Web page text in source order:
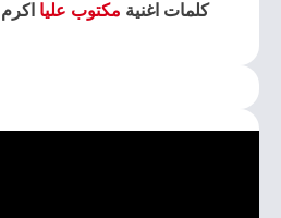
كلمات اغنية مكتوب عليا